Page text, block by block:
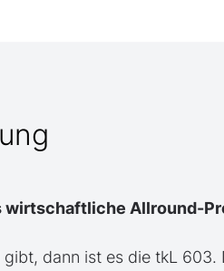
wirtschaftliche Allround-
dann ist es die tkL